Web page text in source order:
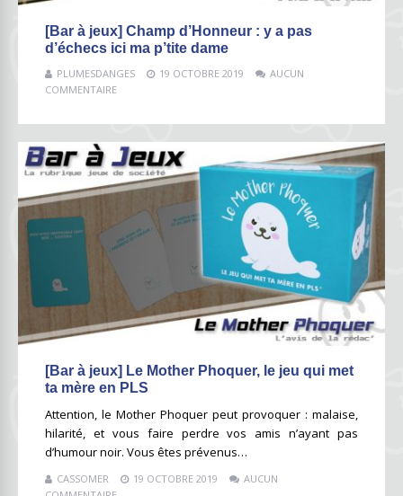
[Bar à jeux] Champ d’Honneur : y a pas
d’échecs ici ma p’tite dame
PLUMESDANGES 19 OCTOBRE 2019
AUCUN
COMMENTAIRE
[Bar à jeux] Le Mother Phoquer, le jeu qui met
ta mère en PLS
Attention, le Mother Phoquer peut provoquer : malaise,
hilarité, et vous faire perdre vos amis n’ayant pas
d’humour noir. Vous êtes prévenus…
CASSOMER 19 OCTOBRE 2019
AUCUN